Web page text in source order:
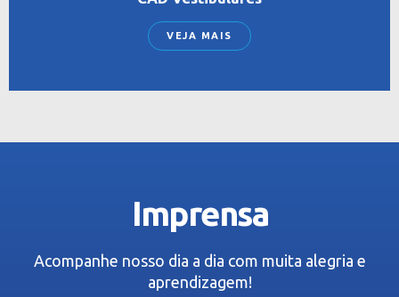
VEJA MAIS
Imprensa
Acompanhe nosso dia a dia com muita alegria e
aprendizagem!